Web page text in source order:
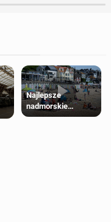
Najlepsze
nadmorskie
miasteczko blisko